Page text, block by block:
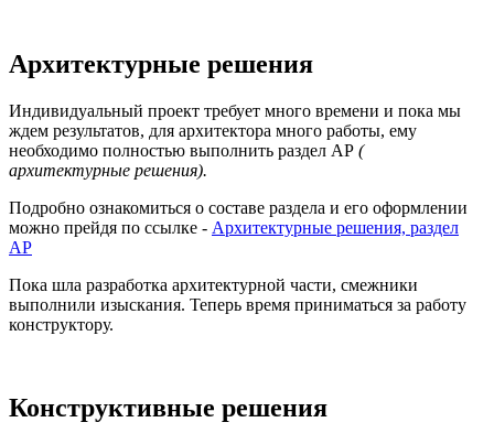
Архитектурные решения
Индивидуальный проект требует много времени и пока мы
ждем результатов, для архитектора много работы, ему
необходимо полностью выполнить раздел АР (
архитектурные решения).
Подробно ознакомиться о составе раздела и его оформлении
можно прейдя по ссылке - Архитектурные решения, раздел
АР
Пока шла разработка архитектурной части, смежники
выполнили изыскания. Теперь время приниматься за работу
конструктору.
Конструктивные решения